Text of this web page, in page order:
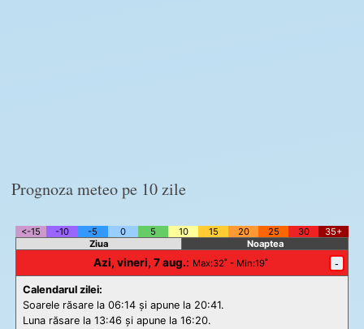
Prognoza meteo pe 10 zile
<-15 -10 -5 0 5 10 15 20 25 30
35+
Ziua
Noaptea
Azi, vineri, 7 aug.: Max:32˚ - Min:19˚ -
Calendarul zilei:
Soarele răsare la 06:14 și apune la 20:41.
Luna răsare la 13:46 și apune la 16:20.